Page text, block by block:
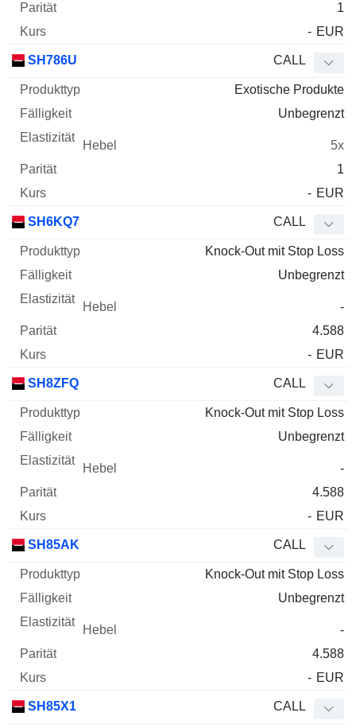
1
- EUR
SH786U CALL
Exotische Produkte
Unbegrenzt
5x
1
- EUR
SH6KQ7 CALL
Knock-Out mit Stop Loss
Unbegrenzt
-
4.588
- EUR
SH8ZFQ CALL
Knock-Out mit Stop Loss
Unbegrenzt
-
4.588
- EUR
SH85AK CALL
Knock-Out mit Stop Loss
Unbegrenzt
-
4.588
- EUR
SH85X1 CALL